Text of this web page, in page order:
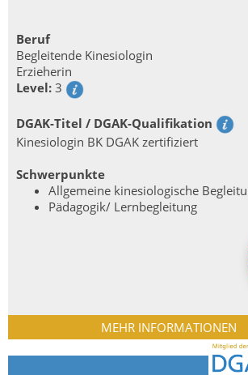
Beruf
Begleitende Kinesiologin
Erzieherin
Level: 3
DGAK-Titel / DGAK-Qualifikation
Kinesiologin BK DGAK zertifiziert
Schwerpunkte
Allgemeine kinesiologische
Pädagogik/ Lernbegleitung
MEHR INFORMATIONEN